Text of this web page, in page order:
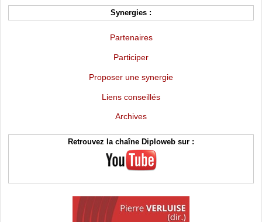
Synergies :
Partenaires
Participer
Proposer une synergie
Liens conseillés
Archives
Retrouvez la chaîne Diploweb sur :